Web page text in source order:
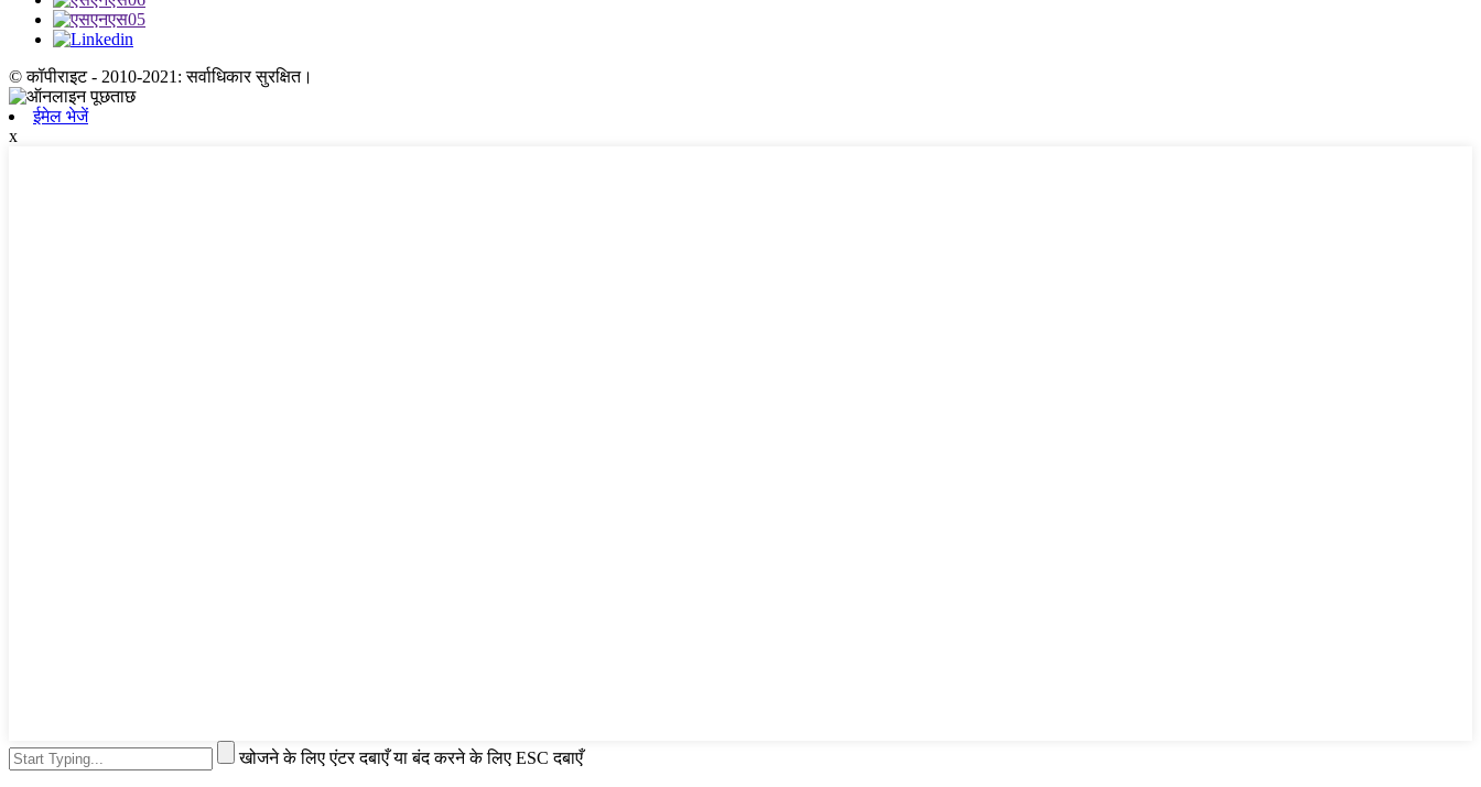
© कॉपीराइट - 2010-2021: सर्वाधिकार सुरक्षित।
ईमेल भेजें
x
खोजने के लिए एंटर दबाएँ या बंद करने के लिए ESC दबाएँ